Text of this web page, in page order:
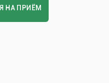
НА ПРИЁМ